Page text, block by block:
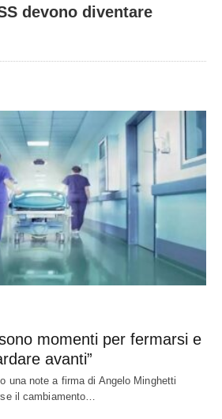
devono diventare
momenti per fermarsi e
avanti”
una note a firma di Angelo Minghetti
il cambiamento…